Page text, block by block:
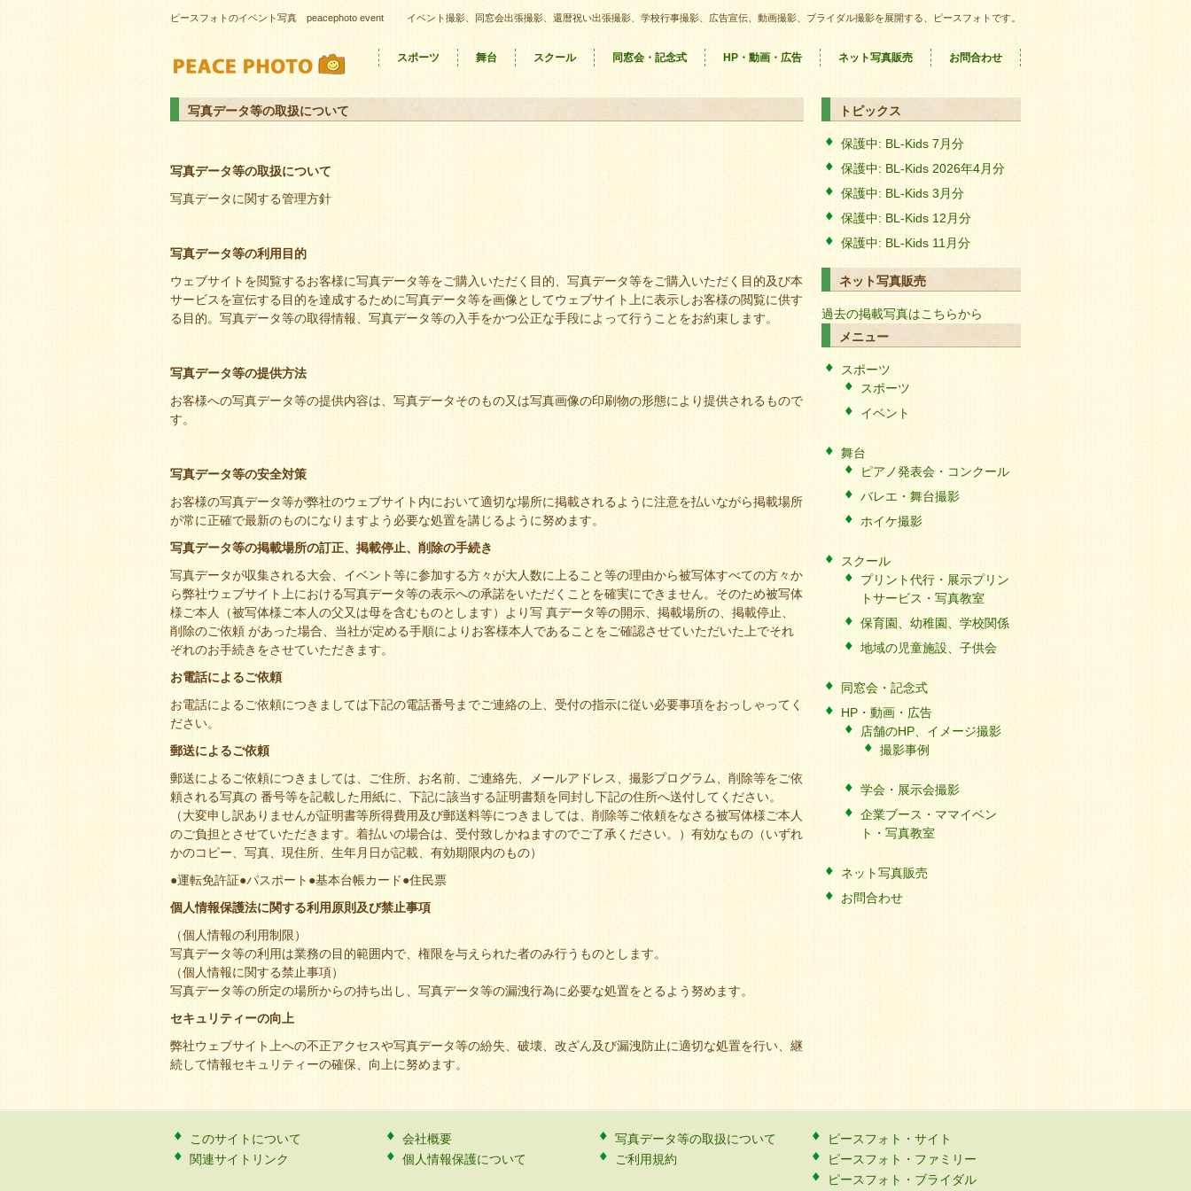
ピースフォトのイベント写真 peacephoto event イベント撮影、同窓会出張撮影、還暦祝い出張撮影、学校行事撮影、広告宣伝、動画撮影、ブライダル撮影を展開する、ピースフォトです。
スポーツ 舞台 スクール 同窓会・記念式 HP・動画・広告 ネット写真販売 お問合わせ
写真データ等の取扱について
写真データ等の取扱について
写真データに関する管理方針
写真データ等の利用目的
ウェブサイトを閲覧するお客様に写真データ等をご購入いただく目的、写真データ等をご購入いただく目的及び本
サービスを宣伝する目的を達成するために写真データ等を画像としてウェブサイト上に表示しお客様の閲覧に供す
る目的。写真データ等の取得情報、写真データ等の入手をかつ公正な手段によって行うことをお約束します。
写真データ等の提供方法
お客様への写真データ等の提供内容は、写真データそのもの又は写真画像の印刷物の形態により提供されるもので
す。
写真データ等の安全対策
お客様の写真データ等が弊社のウェブサイト内において適切な場所に掲載されるように注意を払いながら掲載場所
が常に正確で最新のものになりますよう必要な処置を講じるように努めます。
写真データ等の掲載場所の訂正、掲載停止、削除の手続き
写真データが収集される大会、イベント等に参加する方々が大人数に上ること等の理由から被写体すべての方々か
ら弊社ウェブサイト上における写真データ等の表示への承諾をいただくことを確実にできません。そのため被写体
様ご本人（被写体様ご本人の父又は母を含むものとします）より写 真データ等の開示、掲載場所の、掲載停止、
削除のご依頼 があった場合、当社が定める手順によりお客様本人であることをご確認させていただいた上でそれ
ぞれのお手続きをさせていただきます。
お電話によるご依頼
お電話によるご依頼につきましては下記の電話番号までご連絡の上、受付の指示に従い必要事項をおっしゃってく
ださい。
郵送によるご依頼
郵送によるご依頼につきましては、ご住所、お名前、ご連絡先、メールアドレス、撮影プログラム、削除等をご依
頼される写真の 番号等を記載した用紙に、下記に該当する証明書類を同封し下記の住所へ送付してください。
（大変申し訳ありませんが証明書等所得費用及び郵送料等につきましては、削除等ご依頼をなさる被写体様ご本人
のご負担とさせていただきます。着払いの場合は、受付致しかねますのでご了承ください。）有効なもの（いずれ
かのコピー、写真、現住所、生年月日が記載、有効期限内のもの）
●運転免許証●パスポート●基本台帳カード●住民票
個人情報保護法に関する利用原則及び禁止事項
（個人情報の利用制限）
写真データ等の利用は業務の目的範囲内で、権限を与えられた者のみ行うものとします。
（個人情報に関する禁止事項）
写真データ等の所定の場所からの持ち出し、写真データ等の漏洩行為に必要な処置をとるよう努めます。
セキュリティーの向上
弊社ウェブサイト上への不正アクセスや写真データ等の紛失、破壊、改ざん及び漏洩防止に適切な処置を行い、継
続して情報セキュリティーの確保、向上に努めます。
トピックス
保護中: BL-Kids 7月分
保護中: BL-Kids 2026年4月分
保護中: BL-Kids 3月分
保護中: BL-Kids 12月分
保護中: BL-Kids 11月分
ネット写真販売
過去の掲載写真はこちらから
メニュー
スポーツ
スポーツ
イベント
舞台
ピアノ発表会・コンクール
バレエ・舞台撮影
ホイケ撮影
スクール
プリント代行・展示プリン
トサービス・写真教室
保育園、幼稚園、学校関係
地域の児童施設、子供会
同窓会・記念式
HP・動画・広告
店舗のHP、イメージ撮影
撮影事例
学会・展示会撮影
企業ブース・ママイベン
ト・写真教室
ネット写真販売
お問合わせ
このサイトについて
関連サイトリンク
会社概要
個人情報保護について
写真データ等の取扱について
ご利用規約
ピースフォト・サイト
ピースフォト・ファミリー
ピースフォト・ブライダル